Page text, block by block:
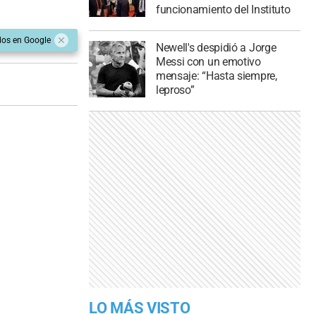
en Google
funcionamiento del Instituto
Newell's despidió a Jorge
Messi con un emotivo
mensaje: “Hasta siempre,
leproso”
LO MÁS VISTO